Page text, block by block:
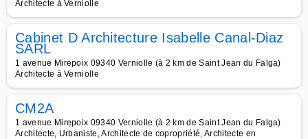
Architecte à Verniolle
Cabinet D Architecture Isabelle Canal-Diaz
SARL
1 avenue Mirepoix 09340 Verniolle (à 2 km de Saint Jean du Falga)
Architecte à Verniolle
CM2A
1 avenue Mirepoix 09340 Verniolle (à 2 km de Saint Jean du Falga)
Architecte, Urbaniste, Architecte de copropriété, Architecte en